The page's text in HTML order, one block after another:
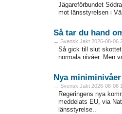
Jägareförbundet
mot länsstyrelsen i
Så tar du hand
→ Svensk Jakt 2026-08-06
Så gick till slut
normala nivåer. Men
Nya
→ Svensk Jakt 2026-08-06
Regeringens nya
meddelats EU, via
länsstyrelse..